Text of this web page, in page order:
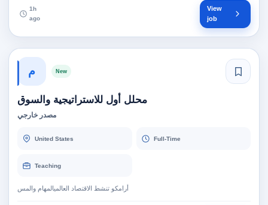
1h
ago
View
job
م New
محلل أول للاستراتيجية والسوق
مصدر خارجي
United States Full-Time
Teaching
أرامكو تنشط الاقتصاد العالميالمهام والمس